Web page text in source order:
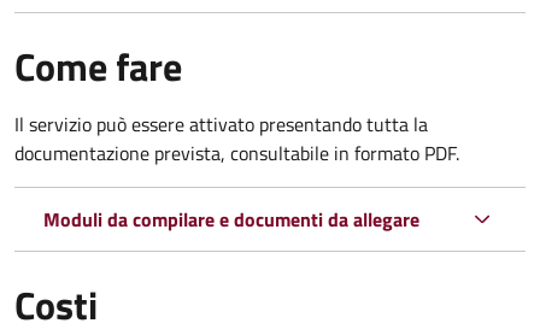
Come fare
Il servizio può essere attivato presentando tutta la
documentazione prevista, consultabile in formato PDF.
Moduli da compilare e documenti da allegare
Costi